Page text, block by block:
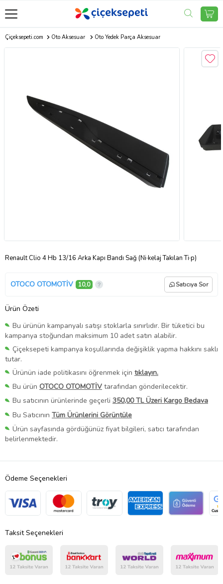
Çiçeksepeti.com Oto Aksesuar Oto Yedek Parça Aksesuar
Renault Clio 4 Hb 13/16 Arka Kapı Bandı Sağ (Ni·kelaj Takılan Ti·p)
OTOCO OTOMOTİV 10,0 Satıcıya Sor
Ürün Özeti
Bu ürünün kampanyalı satışı stoklarla sınırlıdır. Bir tüketici bu
kampanya stoğundan maksimum 10 adet satın alabilir.
Çiçeksepeti kampanya koşullarında değişiklik yapma hakkını saklı
tutar.
Ürünün iade politikasını öğrenmek için tıklayın.
Bu ürün OTOCO OTOMOTİV tarafından gönderilecektir.
Bu satıcının ürünlerinde geçerli 350,00 TL Üzeri Kargo Bedava
Bu Satıcının Tüm Ürünlerini Görüntüle
Ürün sayfasında gördüğünüz fiyat bilgileri, satıcı tarafından
belirlenmektedir.
Ödeme Seçenekleri
Taksit Seçenekleri